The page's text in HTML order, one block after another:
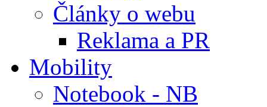
Články o webu
Reklama a PR
Mobility
Notebook - NB